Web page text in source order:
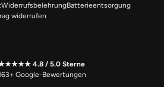
WiderrufsbelehrungBatterieentsorgung
widerrufen
4.8 / 5.0 Sterne
Google-Bewertungen